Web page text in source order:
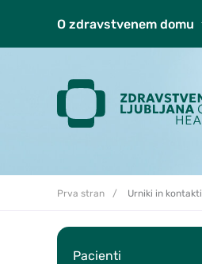
O zdravstvenem domu
Prva stran Urniki in kontakti
Pacienti